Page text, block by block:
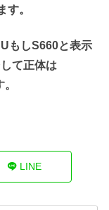
す。
もしS660と表示
て正体は
LINE